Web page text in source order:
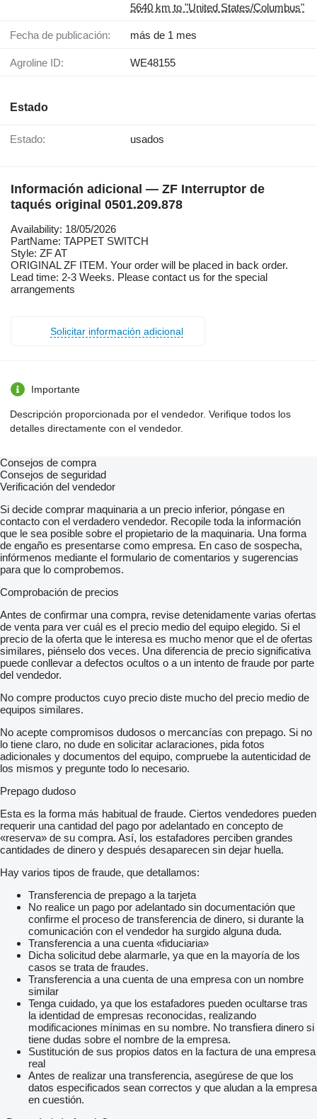
5640 km to "United States/Columbus"
Fecha de publicación: más de 1 mes
Agroline ID: WE48155
Estado
Estado: usados
Información adicional — ZF Interruptor de
taqués original 0501.209.878
Availability: 18/05/2026
PartName: TAPPET SWITCH
Style: ZF AT
ORIGINAL ZF ITEM. Your order will be placed in back order.
Lead time: 2-3 Weeks. Please contact us for the special
arrangements
Solicitar información adicional
Importante
Descripción proporcionada por el vendedor. Verifique todos los
detalles directamente con el vendedor.
Consejos de compra
Consejos de seguridad
Verificación del vendedor
Si decide comprar maquinaria a un precio inferior, póngase en
contacto con el verdadero vendedor. Recopile toda la información
que le sea posible sobre el propietario de la maquinaria. Una forma
de engaño es presentarse como empresa. En caso de sospecha,
infórmenos mediante el formulario de comentarios y sugerencias
para que lo comprobemos.
Comprobación de precios
Antes de confirmar una compra, revise detenidamente varias ofertas
de venta para ver cuál es el precio medio del equipo elegido. Si el
precio de la oferta que le interesa es mucho menor que el de ofertas
similares, piénselo dos veces. Una diferencia de precio significativa
puede conllevar a defectos ocultos o a un intento de fraude por parte
del vendedor.
No compre productos cuyo precio diste mucho del precio medio de
equipos similares.
No acepte compromisos dudosos o mercancías con prepago. Si no
lo tiene claro, no dude en solicitar aclaraciones, pida fotos
adicionales y documentos del equipo, compruebe la autenticidad de
los mismos y pregunte todo lo necesario.
Prepago dudoso
Esta es la forma más habitual de fraude. Ciertos vendedores pueden
requerir una cantidad del pago por adelantado en concepto de
«reserva» de su compra. Así, los estafadores perciben grandes
cantidades de dinero y después desaparecen sin dejar huella.
Hay varios tipos de fraude, que detallamos:
Transferencia de prepago a la tarjeta
No realice un pago por adelantado sin documentación que
confirme el proceso de transferencia de dinero, si durante la
comunicación con el vendedor ha surgido alguna duda.
Transferencia a una cuenta «fiduciaria»
Dicha solicitud debe alarmarle, ya que en la mayoría de los
casos se trata de fraudes.
Transferencia a una cuenta de una empresa con un nombre
similar
Tenga cuidado, ya que los estafadores pueden ocultarse tras
la identidad de empresas reconocidas, realizando
modificaciones mínimas en su nombre. No transfiera dinero si
tiene dudas sobre el nombre de la empresa.
Sustitución de sus propios datos en la factura de una empresa
real
Antes de realizar una transferencia, asegúrese de que los
datos especificados sean correctos y que aludan a la empresa
en cuestión.